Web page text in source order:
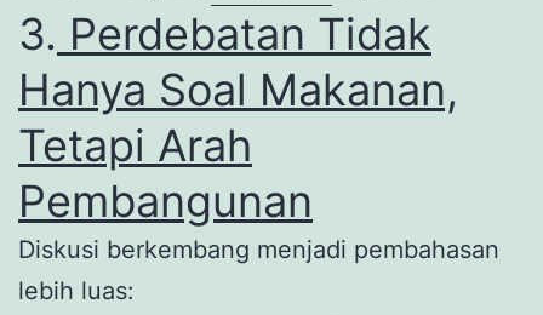
3. Perdebatan Tidak
Hanya Soal Makanan,
Tetapi Arah
Pembangunan
Diskusi berkembang menjadi pembahasan
lebih luas: